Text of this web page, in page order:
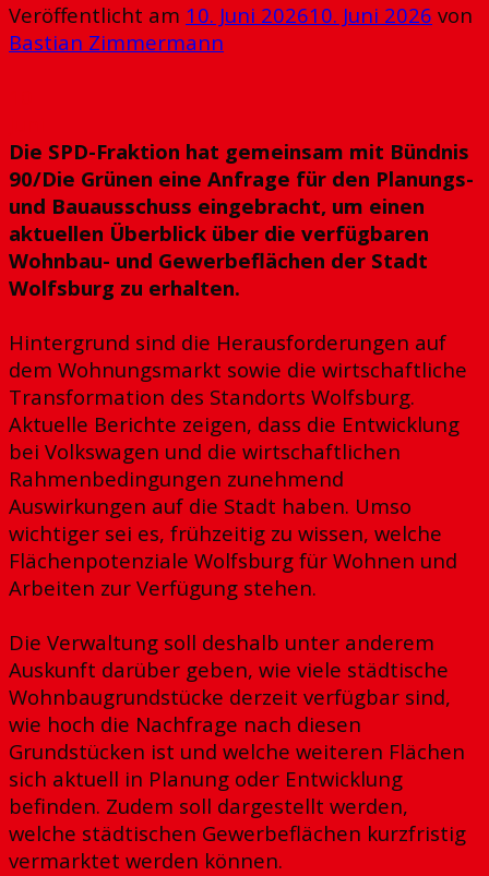
Veröffentlicht am 10. Juni 202610. Juni 2026 von
Bastian Zimmermann
Die SPD-Fraktion hat gemeinsam mit Bündnis
90/Die Grünen eine Anfrage für den Planungs-
und Bauausschuss eingebracht, um einen
aktuellen Überblick über die verfügbaren
Wohnbau- und Gewerbeflächen der Stadt
Wolfsburg zu erhalten.
Hintergrund sind die Herausforderungen auf
dem Wohnungsmarkt sowie die wirtschaftliche
Transformation des Standorts Wolfsburg.
Aktuelle Berichte zeigen, dass die Entwicklung
bei Volkswagen und die wirtschaftlichen
Rahmenbedingungen zunehmend
Auswirkungen auf die Stadt haben. Umso
wichtiger sei es, frühzeitig zu wissen, welche
Flächenpotenziale Wolfsburg für Wohnen und
Arbeiten zur Verfügung stehen.
Die Verwaltung soll deshalb unter anderem
Auskunft darüber geben, wie viele städtische
Wohnbaugrundstücke derzeit verfügbar sind,
wie hoch die Nachfrage nach diesen
Grundstücken ist und welche weiteren Flächen
sich aktuell in Planung oder Entwicklung
befinden. Zudem soll dargestellt werden,
welche städtischen Gewerbeflächen kurzfristig
vermarktet werden können.